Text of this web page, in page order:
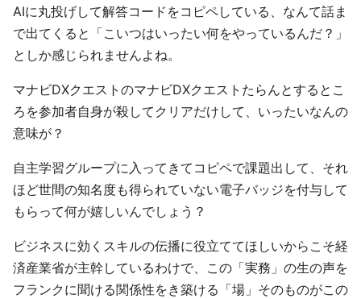
AIに丸投げして解答コードをコピペしている、なんて話ま
で出てくると「こいつはいったい何をやっているんだ？」
としか感じられませんよね。
マナビDXクエストのマナビDXクエストたらんとするとこ
ろを参加者自身が殺してクリアだけして、いったいなんの
意味が？
自主学習グループに入ってきてコピペで課題出して、それ
ほど世間の知名度も得られていない電子バッジを付与して
もらって何が嬉しいんでしょう？
ビジネスに効くスキルの伝播に役立ててほしいからこそ経
済産業省が主幹しているわけで、この「実務」の生の声を
フランクに聞ける関係性をき築ける「場」そのものがこの